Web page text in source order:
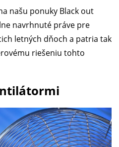
našu ponuky Black out
navrhnuté práve pre
letných dňoch a patria tak
riešeniu tohto